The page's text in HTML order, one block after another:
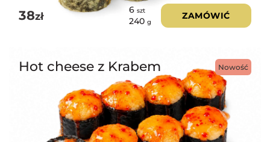
38zł
6 szt
240 g
ZAMÓWIĆ
Nowość
Hot cheese z Krabem